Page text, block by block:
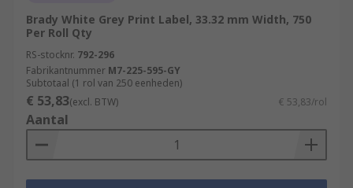
Brady White Grey Print Label, 33.32 mm Width, 750
Per Roll Qty
RS-stocknr. 792-296
Fabrikantnummer M7-225-595-GY
Subtotaal (1 rol van 250 eenheden)
€ 53,83(excl. BTW) € 53,83/rol
Aantal